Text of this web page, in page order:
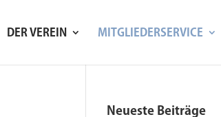
DER VEREIN MITGLIEDERSERVICE
Neueste Beiträge